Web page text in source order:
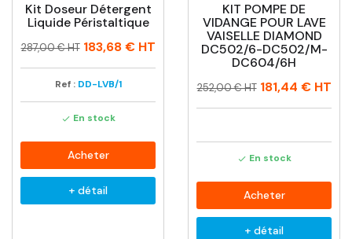
Kit Doseur Détergent
Liquide Péristaltique
Prix
Prix
287,00 € HT 183,68 €HT
Ref : DD-LVB/1
 En stock
Acheter
+ détail
KIT POMPE DE
VIDANGE POUR LAVE
VAISELLE DIAMOND
DC502/6-DC502/M-
DC604/6H
Prix
Prix
252,00 € HT 181,44 €HT
 En stock
Acheter
+ détail